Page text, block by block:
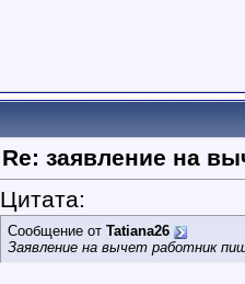
Re: заявление на
Цитата:
Сообщение от Tatiana26
Заявление на вычет работник